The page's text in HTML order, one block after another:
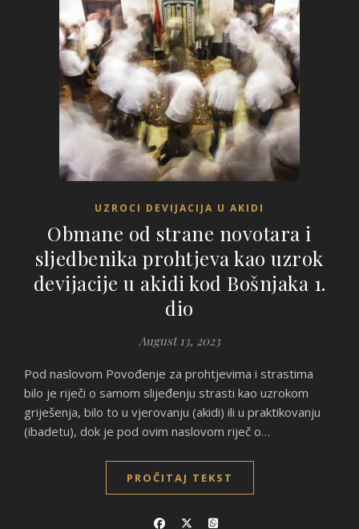
UZROCI DEVIJACIJA U AKIDI
Obmane od strane novotara i
sljedbenika prohtjeva kao uzrok
devijacije u akidi kod Bošnjaka 1.
dio
August 13, 2023
Pod naslovom Povođenje za prohtjevima i strastima
bilo je riječi o samom slijeđenju strasti kao uzrokom
griješenja, bilo to u vjerovanju (akidi) ili u praktikovanju
(ibadetu), dok je pod ovim naslovom riječ o…
PROČITAJ TEKST